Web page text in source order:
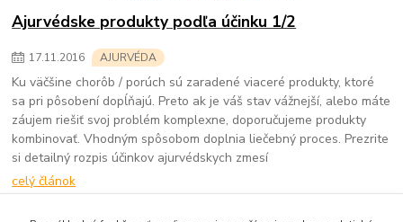
Ajurvédske produkty podľa účinku 1/2
17.11.2016 AJURVÉDA
Ku väčšine chorôb / porúch sú zaradené viaceré produkty, ktoré
sa pri pôsobení dopĺňajú. Preto ak je váš stav vážnejší, alebo máte
záujem riešiť svoj problém komplexne, doporučujeme produkty
kombinovať. Vhodným spôsobom doplnia liečebný proces. Prezrite
si detailný rozpis účinkov ajurvédskych zmesí
celý článok